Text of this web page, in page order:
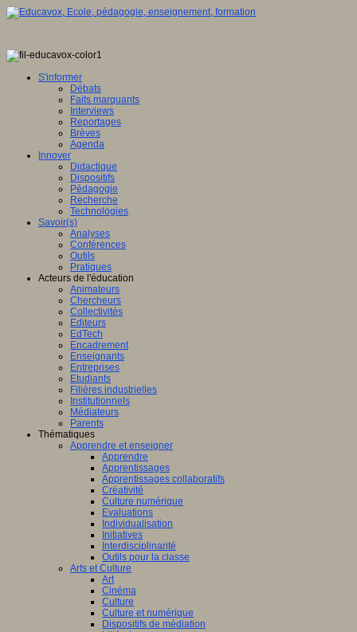
S'informer
Débats
Faits marquants
Interviews
Reportages
Brèves
Agenda
Innover
Didactique
Dispositifs
Pédagogie
Recherche
Technologies
Savoir(s)
Analyses
Conférences
Outils
Pratiques
Acteurs de l'éducation
Animateurs
Chercheurs
Collectivités
Editeurs
EdTech
Encadrement
Enseignants
Entreprises
Etudiants
Filières industrielles
Institutionnels
Médiateurs
Parents
Thématiques
Apprendre et enseigner
Apprendre
Apprentissages
Apprentissages collaboratifs
Créativité
Culture numérique
Evaluations
Individualisation
Initiatives
Interdisciplinarité
Outils pour la classe
Arts et Culture
Art
Cinéma
Culture
Culture et numérique
Dispositifs de médiation